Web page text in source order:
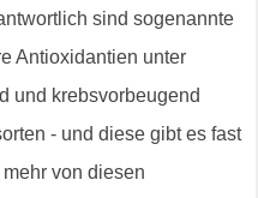
sind sogenannte
Antioxidantien unter
und krebsvorbeugend
- und diese gibt es fast
von diesen